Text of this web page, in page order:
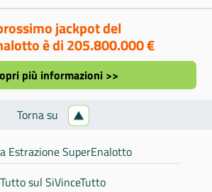
jackpot del
è di 205.800.000 €
più informazioni >>
Torna su
Estrazione SuperEnalotto
Tutto sul SiVinceTutto